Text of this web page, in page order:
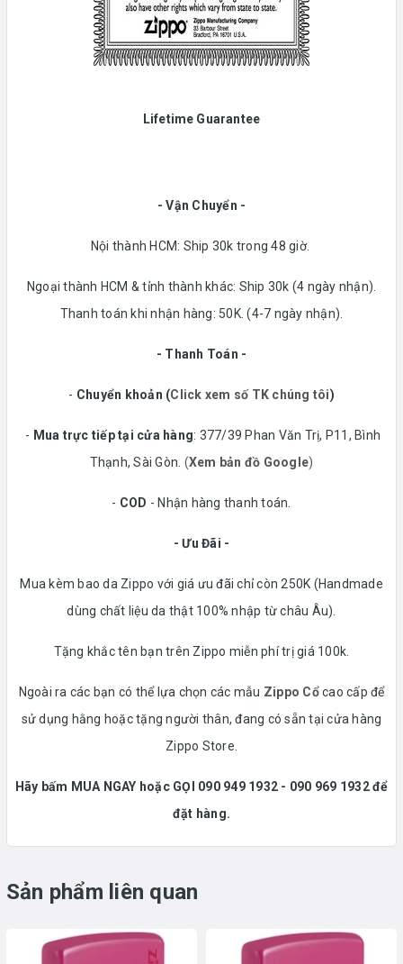
Lifetime Guarantee
- Vận Chuyển -
Nội thành HCM: Ship 30k trong 48 giờ.
Ngoại thành HCM & tỉnh thành khác: Ship 30k (4 ngày nhận).
Thanh toán khi nhận hàng: 50K. (4-7 ngày nhận).
- Thanh Toán -
- Chuyển khoản (Click xem số TK chúng tôi)
- Mua trực tiếp tại cửa hàng: 377/39 Phan Văn Trị, P11, Bình
Thạnh, Sài Gòn. (Xem bản đồ Google)
- COD - Nhận hàng thanh toán.
- Ưu Đãi -
Mua kèm bao da Zippo với giá ưu đãi chỉ còn 250K (Handmade
dùng chất liệu da thật 100% nhập từ châu Âu).
Tặng khắc tên bạn trên Zippo miễn phí trị giá 100k.
Ngoài ra các bạn có thể lựa chọn các mẫu Zippo Cổcao cấp để
sử dụng hằng hoặc tặng người thân, đang có sẵn tại cửa hàng
Zippo Store.
Hãy bấm MUA NGAY hoặc GỌI 090 949 1932 - 090 969 1932 để
đặt hàng.
Sản phẩm liên quan